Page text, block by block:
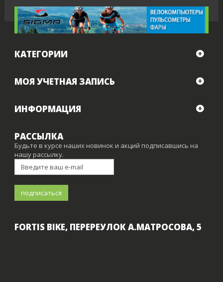
КАТЕГОРИИ
МОЯ УЧЕТНАЯ ЗАПИСЬ
ИНФОРМАЦИЯ
РАССЫЛКА
Будьте в курсе наших новинок и акций подписавшись на
нашу рассылку.
FORTIS BIKE, ПЕРЕРЕУЛОК А.МАТРОСОВА, 5